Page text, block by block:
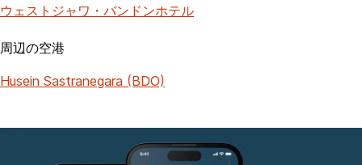
ウェストジャワ・バンドンホテル
周辺の空港
Husein Sastranegara (BDO)